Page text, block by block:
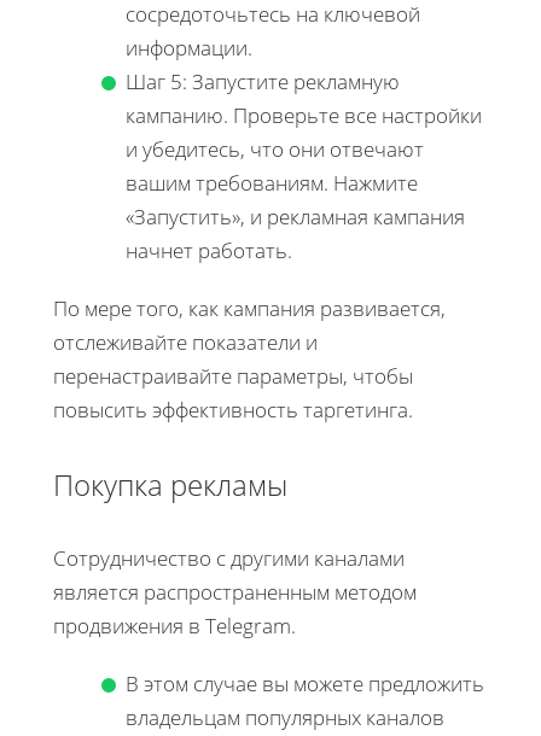
сосредоточьтесь на ключевой
информации.
Шаг 5: Запустите рекламную
кампанию. Проверьте все настройки
и убедитесь, что они отвечают
вашим требованиям. Нажмите
«Запустить», и рекламная кампания
начнет работать.
По мере того, как кампания развивается,
отслеживайте показатели и
перенастраивайте параметры, чтобы
повысить эффективность таргетинга.
Покупка рекламы
Сотрудничество с другими каналами
является распространенным методом
продвижения в Telegram.
В этом случае вы можете предложить
владельцам популярных каналов